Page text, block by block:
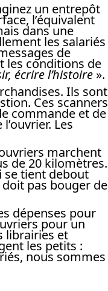
un entrepôt
l’équivalent
dans une
les salariés
de
les conditions de
écrire l’histoire ».
Ils sont
Ces scanners
commande et de
Les
marchent
de 20 kilomètres.
se tient debout
pas bouger de
dépenses pour
pour un
librairies et
les petits :
nous sommes